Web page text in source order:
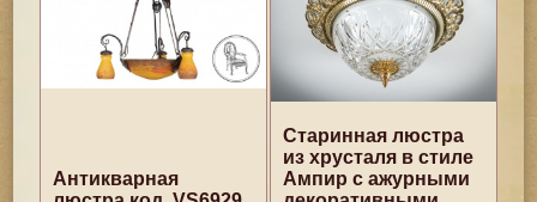
Антикварная
Старинная люстра
из хрусталя в стиле
Ампир с ажурными